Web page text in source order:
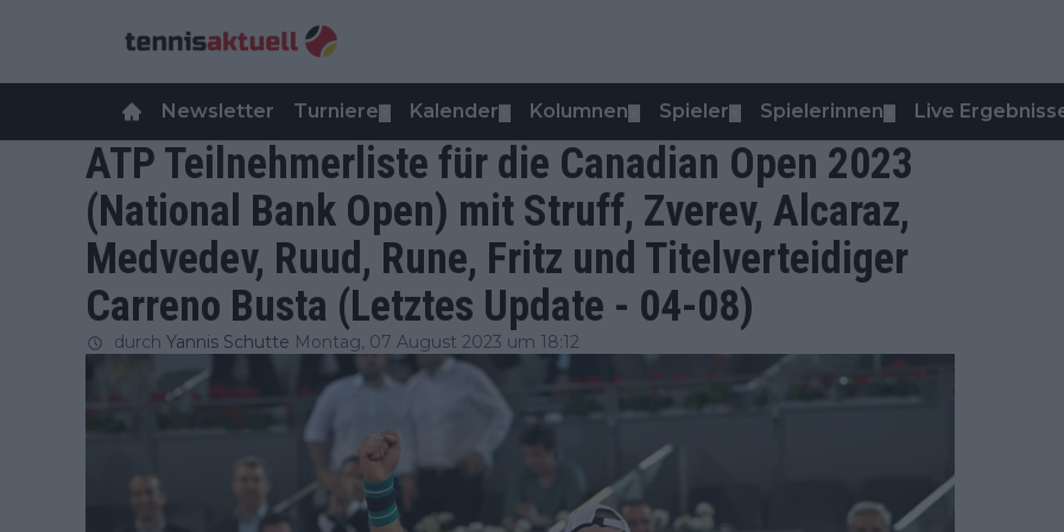
Newsletter Turniere Kalender Kolumnen Spieler Spielerinnen Live
ATP Teilnehmerliste für die Canadian Open 2023
(National Bank Open) mit Struff, Zverev, Alcaraz,
Medvedev, Ruud, Rune, Fritz und Titelverteidiger
Carreno Busta (Letztes Update - 04-08)
durch Yannis Schutte Montag, 07 August 2023 um 18:12